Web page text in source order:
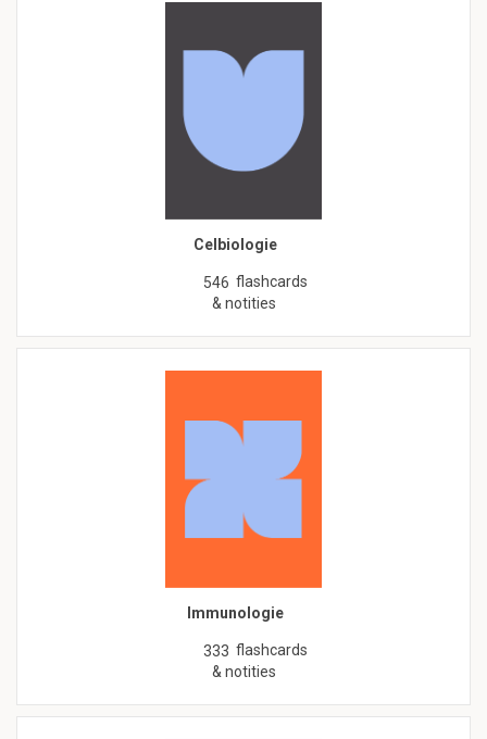
Celbiologie
546 flashcards
& notities
Immunologie
333 flashcards
& notities